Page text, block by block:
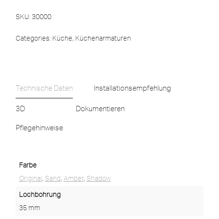
SKU: 30000
Categories: Küche, Küchenarmaturen
Technische Daten Installationsempfehlung
3D Dokumentieren
Pflegehinweise
Farbe
Original, Sand, Amber, Shadow
Lochbohrung
35 mm